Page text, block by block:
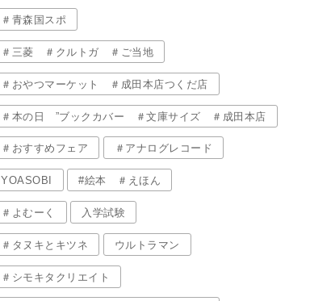
＃青森国スポ
＃三菱 ＃クルトガ ＃ご当地
＃おやつマーケット ＃成田本店つくだ店
＃本の日 ”ブックカバー ＃文庫サイズ ＃成田本店
＃おすすめフェア ＃アナログレコード
YOASOBI #絵本 ＃えほん
＃よむーく 入学試験
＃タヌキとキツネ ウルトラマン
＃シモキタクリエイト